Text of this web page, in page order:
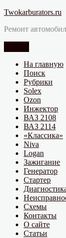
Перейти
содержимому
Twokarburators.ru
Ремонт
На главную
Поиск
Рубрики
Solex
Ozon
Инжектор
ВАЗ 2108
ВАЗ 2114
«Классика»
Niva
Logan
Зажигание
Генератор
Стартер
Схемы
Контакты
О сайте
Статьи